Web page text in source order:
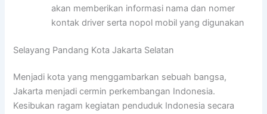
akan memberikan informasi nama dan nomer
kontak driver serta nopol mobil yang digunakan
Selayang Pandang Kota Jakarta Selatan
Menjadi kota yang menggambarkan sebuah bangsa,
Jakarta menjadi cermin perkembangan Indonesia.
Kesibukan ragam kegiatan penduduk Indonesia secara